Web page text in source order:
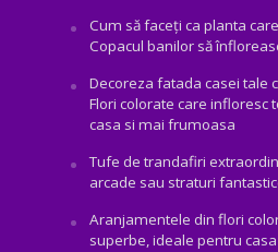
Cum să faceți ca planta
Copacul banilor să
Decoreza fatada casei tale
Flori colorate care infloresc
casa si mai frumoasa
Tufe de trandafiri
arcade sau straturi
Aranjamentele din flori
superbe, ideale pentru